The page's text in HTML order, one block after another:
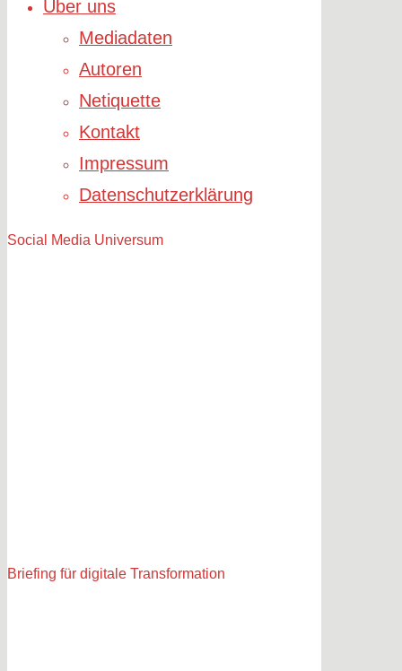
Über uns
Mediadaten
Autoren
Netiquette
Kontakt
Impressum
Datenschutzerklärung
Social Media Universum
Briefing für digitale Transformation